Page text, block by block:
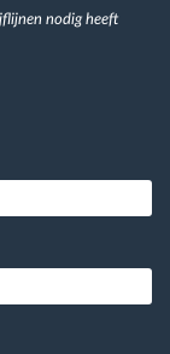
nodig heeft